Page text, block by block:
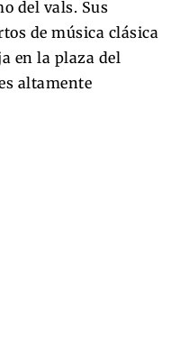
del vals. Sus
de música clásica
en la plaza del
altamente